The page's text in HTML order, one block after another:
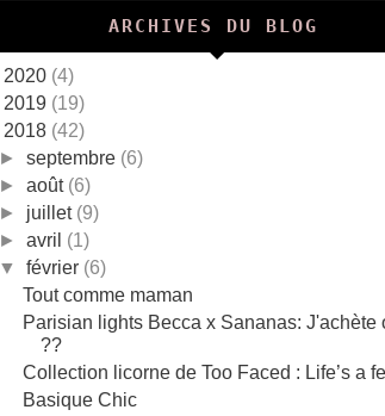
ARCHIVES DU BLOG
2020 (4)
2019 (19)
2018 (42)
►septembre (6)
►août (6)
► juillet (9)
►avril (1)
▼février (6)
Tout comme maman
Parisian lights Becca x Sananas: J'achète
??
Collection licorne de Too Faced : Life’s a
Basique Chic